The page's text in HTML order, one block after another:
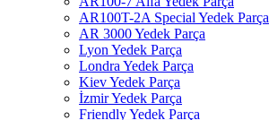
AR100T-2A Special Yedek Parça
AR 3000 Yedek Parça
Lyon Yedek Parça
Londra Yedek Parça
Kiev Yedek Parça
İzmir Yedek Parça
Friendly Yedek Parça